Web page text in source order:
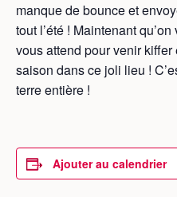
manque de bounce et
tout l’été ! Maintenant
vous attend pour venir
saison dans ce joli lieu !
terre entière !
Ajouter au calendrier